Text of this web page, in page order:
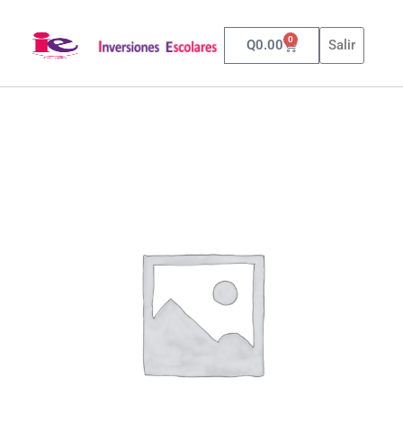
Q0.00 0 Salir